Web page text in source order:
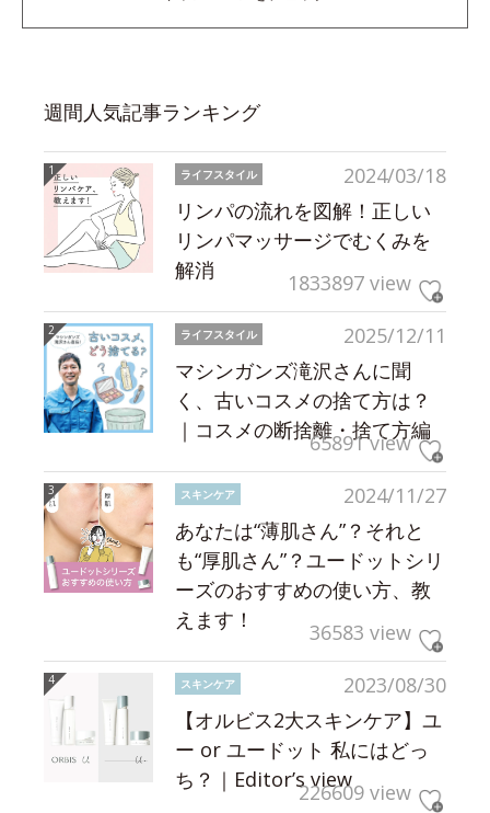
週間人気記事ランキング
2024/03/18
ライフスタイル
リンパの流れを図解！正しい
リンパマッサージでむくみを
解消
1833897 view
2025/12/11
ライフスタイル
マシンガンズ滝沢さんに聞
く、古いコスメの捨て方は？
｜コスメの断捨離・捨て方編
65891 view
2024/11/27
スキンケア
あなたは“薄肌さん”？それと
も“厚肌さん”？ユードットシリ
ーズのおすすめの使い方、教
えます！
36583 view
2023/08/30
スキンケア
【オルビス2大スキンケア】ユ
ー or ユードット 私にはどっ
ち？｜Editor’s view226609 view